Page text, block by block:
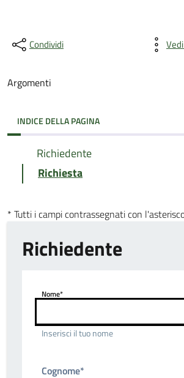
Condividi
Argomenti
INDICE DELLA PAGINA
Richiedente
Richiesta
* Tutti i campi contrassegnati con
Richiedente
Nome*
Inserisci il tuo nome
Cognome*